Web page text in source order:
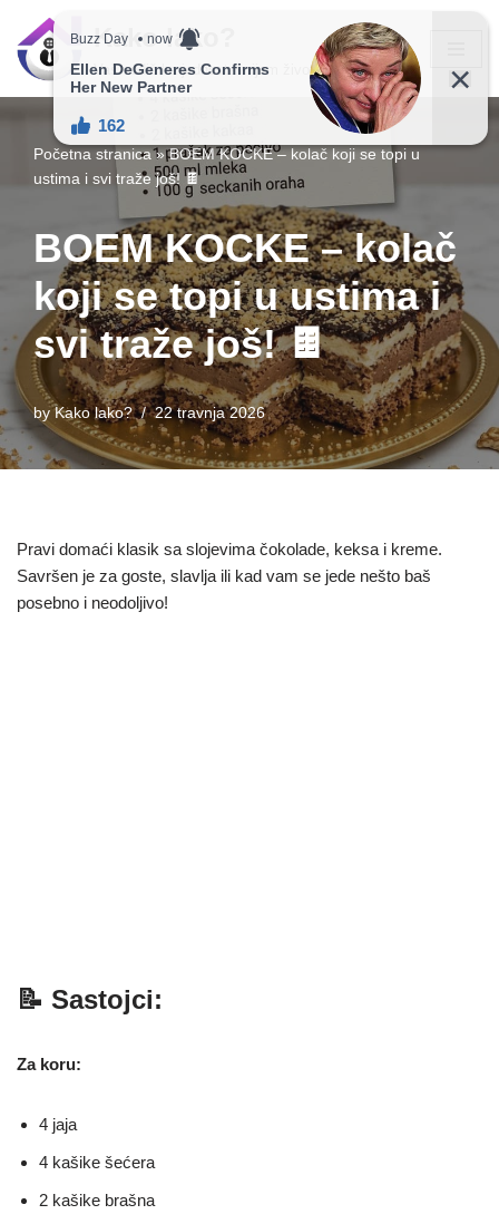
Skip
Kako lako?
Vaš vodič ka jednostavnijem životu!
Početna stranica»BOEM KOCKE – kolač koji se topi u
ustima i svi traže još! 🍫
BOEM KOCKE – kolač
koji se topi u ustima i
svi traže još! 🍫
byKako lako? 22 travnja 2026
Pravi domaći klasik sa slojevima čokolade, keksa i kreme.
Savršen je za goste, slavlja ili kad vam se jede nešto baš
posebno i neodoljivo!
📝 Sastojci:
Za koru:
4 jaja
4 kašike šećera
2 kašike brašna